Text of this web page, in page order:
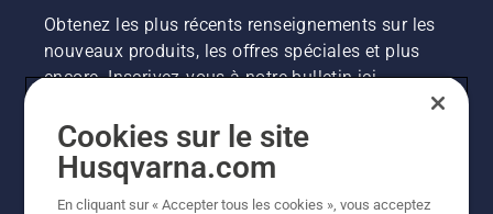
Obtenez les plus récents renseignements sur les
nouveaux produits, les offres spéciales et plus
encore. Inscrivez-vous à notre bulletin ici.
INSCRIPTION À LA NEWSLETTER
Cookies sur le site
Husqvarna.com
En cliquant sur « Accepter tous les cookies », vous acceptez